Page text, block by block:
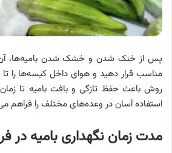
پس از خنک شدن و خشک شدن بامیه‌ها،
مناسب قرار دهید و هوای داخل کیسه‌ها را
روش باعث حفظ تازگی و بافت بامیه تا
استفاده آسان در وعده‌های مختلف را فراهم
مدت زمان نگهداریبامیهدر